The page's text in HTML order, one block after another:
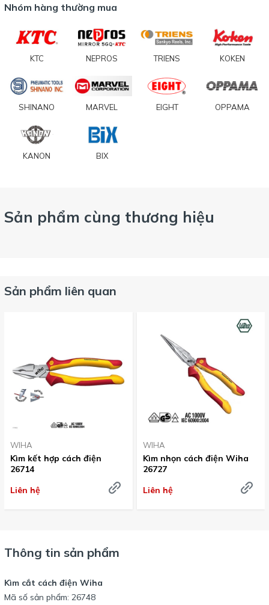
Nhóm hàng thường mua
KTC NEPROS TRIENS KOKEN
SHINANO MARVEL EIGHT OPPAMA
KANON BIX
Sản phẩm cùng thương hiệu
Sản phẩm liên quan
WIHA
Kìm kết hợp cách điện
26714
Liên hệ
WIHA
Kìm nhọn cách điện Wiha
26727
Liên hệ
Thông tin sản phẩm
Kìm cắt cách điện Wiha
Mã số sản phẩm: 26748